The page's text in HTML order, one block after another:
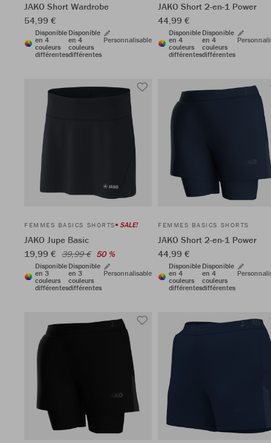
JAKO Short Wardrobe
54,99 €
Disponible
en 4
couleurs
différentes
Disponible
en 4
couleurs
différentes
Personnalisable
JAKO Short 2-en-1 Power
44,99 €
Disponible
en 4
couleurs
différentes
Disponible
en 4
couleurs
différentes
FEMMES BASICS SHORTS SALE!
JAKO Jupe Basic
19,99 € 39,99 € 50 %
Disponible
en 3
couleurs
différentes
Disponible
en 3
couleurs
différentes
Personnalisable
FEMMES BASICS SHORTS
JAKO Short 2-en-1 Power
44,99 €
Disponible
en 4
couleurs
différentes
Disponible
en 4
couleurs
différentes